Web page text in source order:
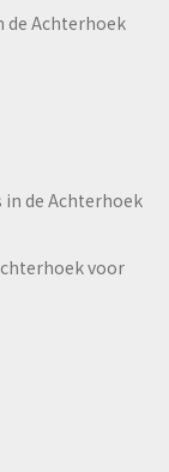
de Achterhoek
in de Achterhoek
voor